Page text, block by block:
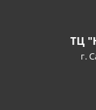
ТЦ
г.